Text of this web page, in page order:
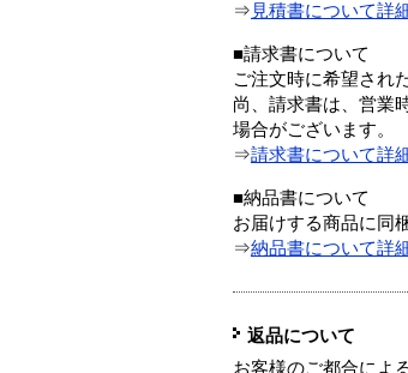
⇒ 見積書について詳
■請求書について
ご注文時に希望され
尚、請求書は、営業
場合がございます。
⇒請求書について詳
■納品書について
お届けする商品に同
⇒納品書について詳
返品について
お客様のご都合によ